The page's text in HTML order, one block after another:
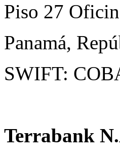
Piso 27
Panamá,
SWIFT:
Terrabank